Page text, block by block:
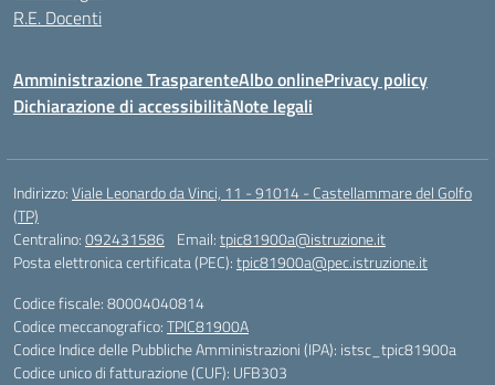
R.E. Docenti
Amministrazione TrasparenteAlbo onlinePrivacy policy
Dichiarazione di accessibilitàNote legali
Indirizzo:Viale Leonardo da Vinci, 11 - 91014 - Castellammare del Golfo
(TP)
Centralino:092431586 Email:tpic81900a@istruzione.it
Posta elettronica certificata (PEC):tpic81900a@pec.istruzione.it
Codice fiscale: 80004040814
Codice meccanografico:TPIC81900A
Codice Indice delle Pubbliche Amministrazioni (IPA): istsc_tpic81900a
Codice unico di fatturazione (CUF): UFB303